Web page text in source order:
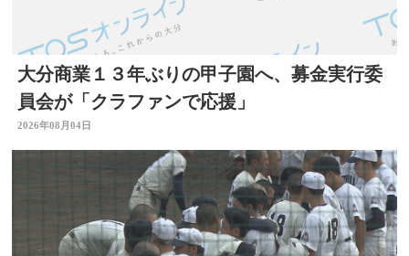
大分商業１３年ぶりの甲子園へ、募金実行委
員会が「クラファンで応援」
2026年08月04日